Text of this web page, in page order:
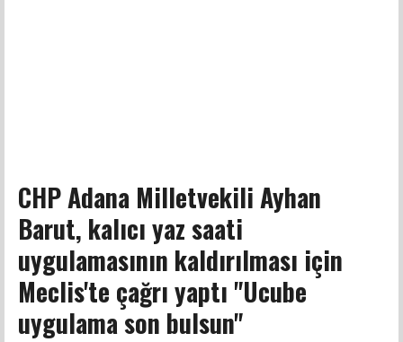
CHP Adana Milletvekili Ayhan
Barut, kalıcı yaz saati
uygulamasının kaldırılması için
Meclis'te çağrı yaptı "Ucube
uygulama son bulsun"